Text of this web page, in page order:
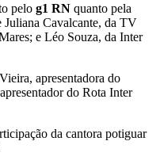
pelo g1 RN quanto pela
Juliana Cavalcante, da TV
e Léo Souza, da Inter
apresentadora do
do Rota Inter
da cantora potiguar